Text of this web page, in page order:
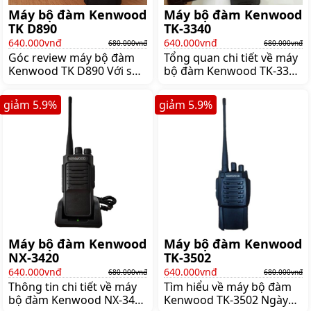
Máy bộ đàm Kenwood
TK D890
640.000vnđ 680.000vnđ
Góc review máy bộ đàm
Kenwood TK D890 Với sự
đã giúp cho hoạt động
thông tin liên lạc ngày
càng trở nên thuận tiện và
dễ dàng hơn Bạn có thể
thấy máy bộ đàm xuất
hiện tại nhiều nơi như ở
bộ phận quản lý nhà hàng
cơ quan…giúp cho các
công tác quản lý giám sát
được diễn ra nhanh
chóng nhất Bài viết
Máy bộ đàm Kenwood
TK-3340
640.000vnđ 680.000vnđ
Tổng quan chi tiết về máy
bộ đàm Kenwood TK-3340
điểm nổi bật cùng những
tính năng vượt trội sản
phẩm máy bộ đàm
Kenwood TK- 3340 đã và
đang được nhiều người
quan tâm tìm hiểu Sản
phẩm này đang có một
chỗ đứng nhất định trong
thị trường các sản phẩm
máy bộ đàm Trong bài
viết này hãy cùng Vinh
Máy bộ đàm Kenwood
NX-3420
640.000vnđ 680.000vnđ
Thông tin chi tiết về máy
bộ đàm Kenwood NX-3420
giảm 5.9%
Máy bộ đàm Kenwood
TK-3502
640.000vnđ 680.000vnđ
Tìm hiểu về máy bộ đàm
Kenwood TK-3502 Ngày
giảm 5.9%